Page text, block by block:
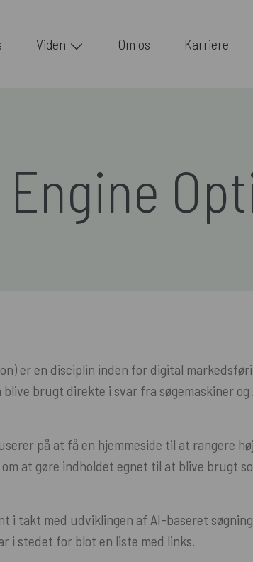
Viden Om os Karriere
Engine
er en disciplin inden for digital
brugt direkte i svar fra søgemaskiner
på at få en hjemmeside til at rangere
at gøre indholdet egnet til at blive brugt
i takt med udviklingen af AI-baseret
i stedet for blot en liste med links.